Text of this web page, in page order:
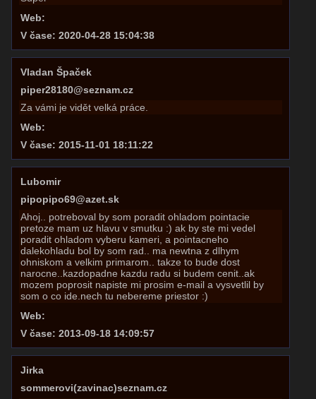
Web:
V čase: 2020-04-28 15:04:38
Vladan Špaček
piper28180@seznam.cz
Za vámi je vidět velká práce.
Web:
V čase: 2015-11-01 18:11:22
Lubomir
pipopipo69@azet.sk
Ahoj.. potreboval by som poradit ohladom pointacie
pretoze mam uz hlavu v smutku :) ak by ste mi vedel
poradit ohladom vyberu kameri, a pointacneho
dalekohladu bol by som rad.. ma newtna z dlhym
ohniskom a velkim primarom.. takze to bude dost
narocne..kazdopadne kazdu radu si budem cenit..ak
mozem poprosit napiste mi prosim e-mail a vysvetlil by
som o co ide.nech tu nebereme priestor :)
Web:
V čase: 2013-09-18 14:09:57
Jirka
sommerovi(zavinac)seznam.cz